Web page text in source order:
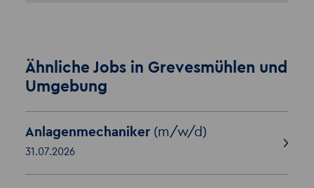
Ähnliche Jobs in Grevesmühlen und
Umgebung
Anlagenmechaniker (m/w/d)
31.07.2026